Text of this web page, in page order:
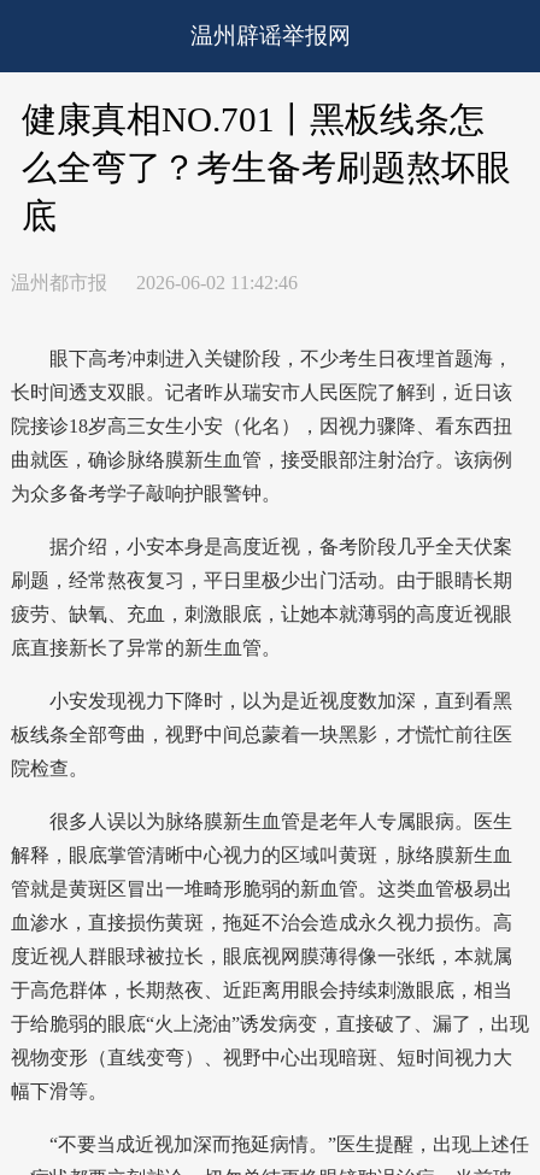
温州辟谣举报网
健康真相NO.701丨黑板线条怎
么全弯了？考生备考刷题熬坏眼
底
温州都市报 2026-06-02 11:42:46
眼下高考冲刺进入关键阶段，不少考生日夜埋首题海，
长时间透支双眼。记者昨从瑞安市人民医院了解到，近日该
院接诊18岁高三女生小安（化名），因视力骤降、看东西扭
曲就医，确诊脉络膜新生血管，接受眼部注射治疗。该病例
为众多备考学子敲响护眼警钟。
据介绍，小安本身是高度近视，备考阶段几乎全天伏案
刷题，经常熬夜复习，平日里极少出门活动。由于眼睛长期
疲劳、缺氧、充血，刺激眼底，让她本就薄弱的高度近视眼
底直接新长了异常的新生血管。
小安发现视力下降时，以为是近视度数加深，直到看黑
板线条全部弯曲，视野中间总蒙着一块黑影，才慌忙前往医
院检查。
很多人误以为脉络膜新生血管是老年人专属眼病。医生
解释，眼底掌管清晰中心视力的区域叫黄斑，脉络膜新生血
管就是黄斑区冒出一堆畸形脆弱的新血管。这类血管极易出
血渗水，直接损伤黄斑，拖延不治会造成永久视力损伤。高
度近视人群眼球被拉长，眼底视网膜薄得像一张纸，本就属
于高危群体，长期熬夜、近距离用眼会持续刺激眼底，相当
于给脆弱的眼底“火上浇油”诱发病变，直接破了、漏了，出现
视物变形（直线变弯）、视野中心出现暗斑、短时间视力大
幅下滑等。
“不要当成近视加深而拖延病情。”医生提醒，出现上述任